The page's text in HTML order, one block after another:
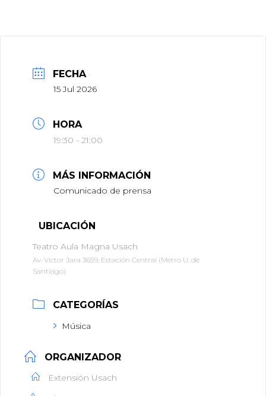
FECHA
15 Jul 2026
HORA
19:30 - 21:00
MÁS INFORMACIÓN
Comunicado de prensa
UBICACIÓN
Teatro Aula Magna Usach
Av. Víctor Jara 3659, Estación Central (Metro U. de
Santiago)
CATEGORÍAS
Música
ORGANIZADOR
Extensión Usach